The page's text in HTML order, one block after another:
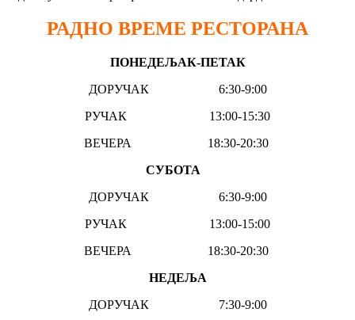
РАДНО ВРЕМЕ РЕСТОРАНА
ПОНЕДЕЉАК-ПЕТАК
ДОРУЧАК 6:30-9:00
РУЧАК 13:00-15:30
ВЕЧЕРА 18:30-20:30
СУБОТА
ДОРУЧАК 6:30-9:00
РУЧАК 13:00-15:00
ВЕЧЕРА 18:30-20:30
НЕДЕЉА
ДОРУЧАК 7:30-9:00